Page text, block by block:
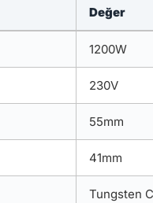
Değer
1200W
230V
55mm
41mm
Tungsten